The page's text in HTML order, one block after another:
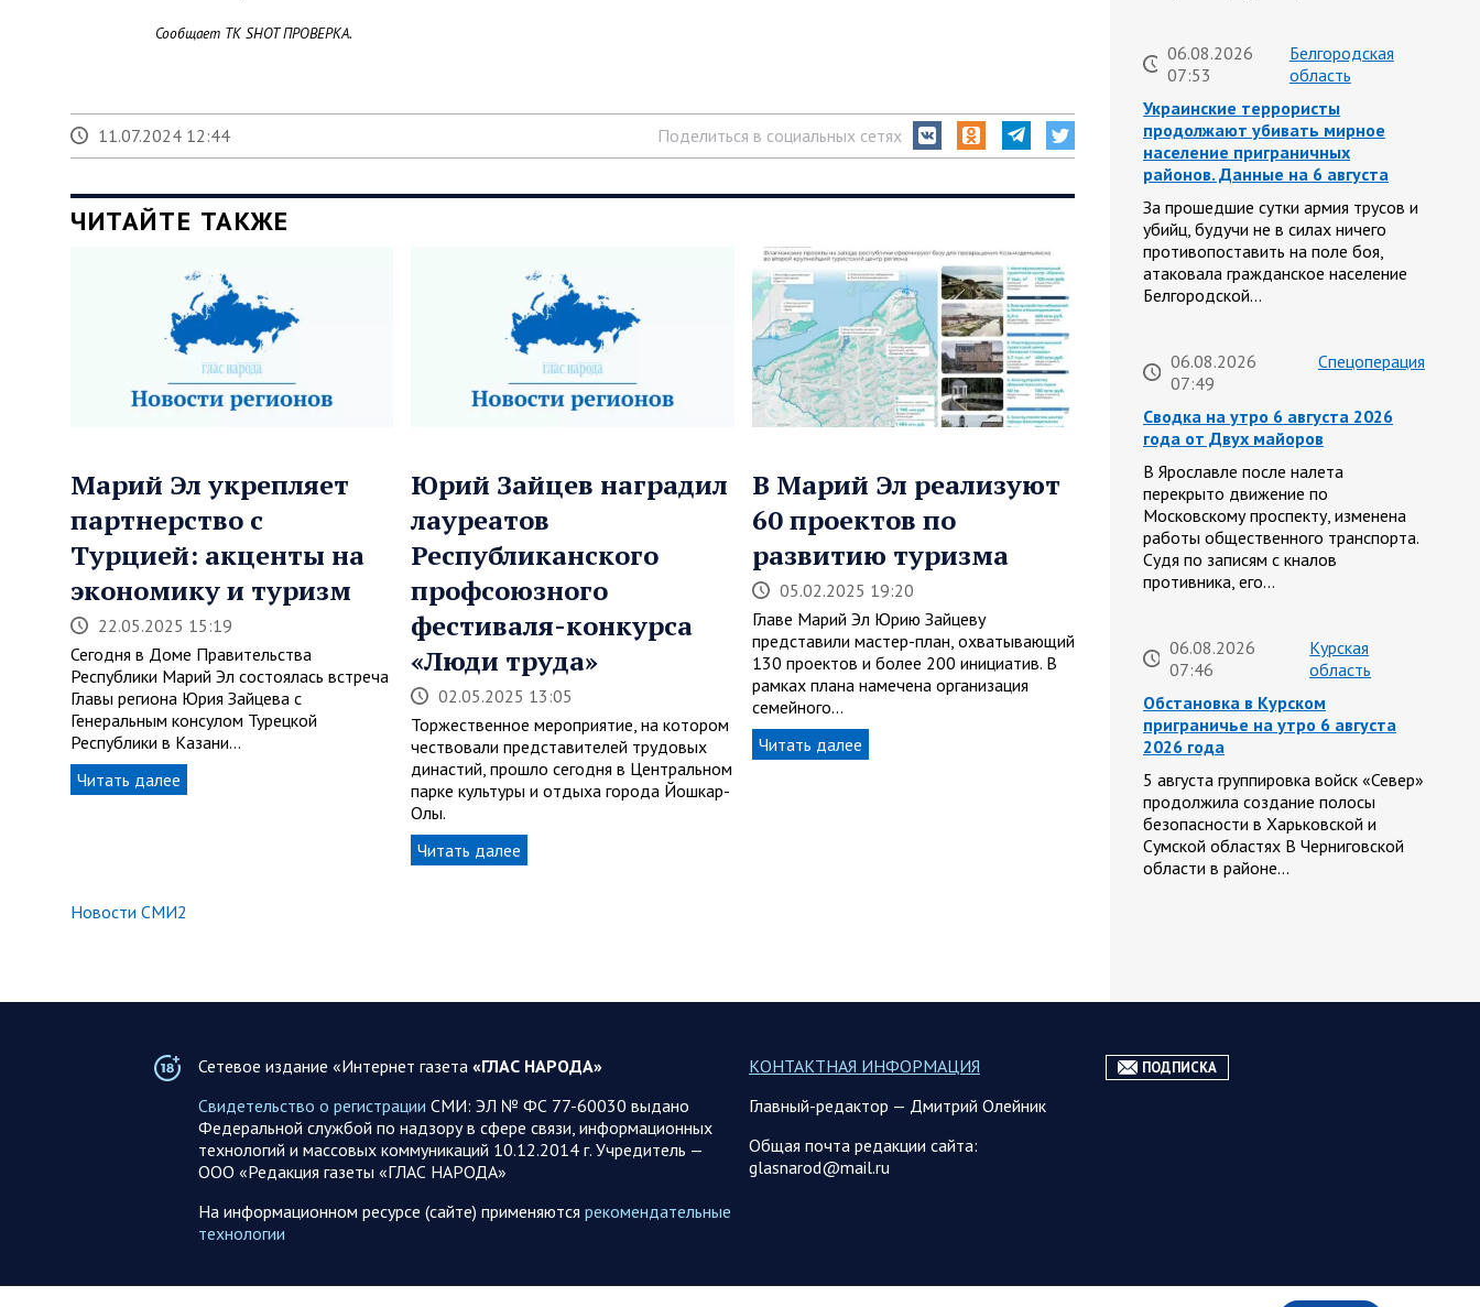
Сообщает ТК SHOT ПРОВЕРКА.
11.07.2024 12:44 Поделиться в социальных сетях
ЧИТАЙТЕ ТАКЖЕ
Марий Эл укрепляет
партнерство с
Турцией: акценты на
экономику и туризм
22.05.2025 15:19
Сегодня в Доме Правительства
Республики Марий Эл состоялась встреча
Главы региона Юрия Зайцева с
Генеральным консулом Турецкой
Республики в Казани…
Читать далее
Юрий Зайцев наградил
лауреатов
Республиканского
профсоюзного
фестиваля-конкурса
«Люди труда»
02.05.2025 13:05
Торжественное мероприятие, на котором
чествовали представителей трудовых
династий, прошло сегодня в Центральном
парке культуры и отдыха города Йошкар-
Олы.
Читать далее
В Марий Эл реализуют
60 проектов по
развитию туризма
05.02.2025 19:20
Главе Марий Эл Юрию Зайцеву
представили мастер-план, охватывающий
130 проектов и более 200 инициатив. В
рамках плана намечена организация
семейного…
Читать далее
Новости СМИ2
06.08.2026
07:53
Белгородская
область
Украинские террористы
продолжают убивать мирное
население приграничных
районов. Данные на 6 августа
За прошедшие сутки армия трусов и
убийц, будучи не в силах ничего
противопоставить на поле боя,
атаковала гражданское население
Белгородской…
06.08.2026
07:49
Спецоперация
Сводка на утро 6 августа 2026
года от Двух майоров
В Ярославле после налета
перекрыто движение по
Московскому проспекту, изменена
работы общественного транспорта.
Судя по записям с кналов
противника, его…
06.08.2026
07:46
Курская
область
Обстановка в Курском
приграничье на утро 6 августа
2026 года
5 августа группировка войск «Север»
продолжила создание полосы
безопасности в Харьковской и
Сумской областях В Черниговской
области в районе…
Олег Царев об Украине к исходу 5
Сетевое издание «Интернет газета «ГЛАС НАРОДА»
Свидетельство о регистрации СМИ: ЭЛ № ФС 77-60030 выдано
Федеральной службой по надзору в сфере связи, информационных
технологий и массовых коммуникаций 10.12.2014 г. Учредитель —
ООО «Редакция газеты «ГЛАС НАРОДА»
На информационном ресурсе (сайте) применяются рекомендательные
технологии
КОНТАКТНАЯ ИНФОРМАЦИЯ
Главный-редактор — Дмитрий Олейник
Общая почта редакции сайта:
glasnarod@mail.ru
ПОДПИСКА